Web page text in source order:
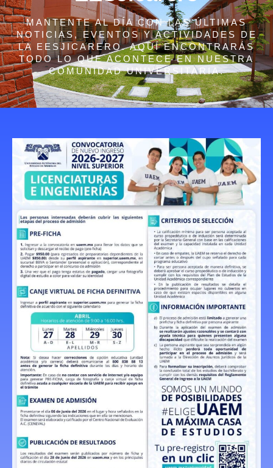
MANTENTE AL DÍA CON LAS ÚLTIMAS
NOTICIAS, EVENTOS Y ACTIVIDADES DE
LA EESJICARERO. AQUÍ ENCONTRARÁS
TODO LO QUE ACONTECE EN NUESTRA
COMUNIDAD UNIVERSITARIA.